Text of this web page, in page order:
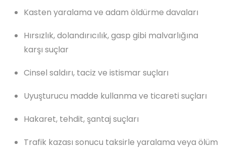
Kasten yaralama ve adam öldürme davaları
Hırsızlık, dolandırıcılık, gasp gibi malvarlığına
karşı suçlar
Cinsel saldırı, taciz ve istismar suçları
Uyuşturucu madde kullanma ve ticareti suçları
Hakaret, tehdit, şantaj suçları
Trafik kazası sonucu taksirle yaralama veya ölüm